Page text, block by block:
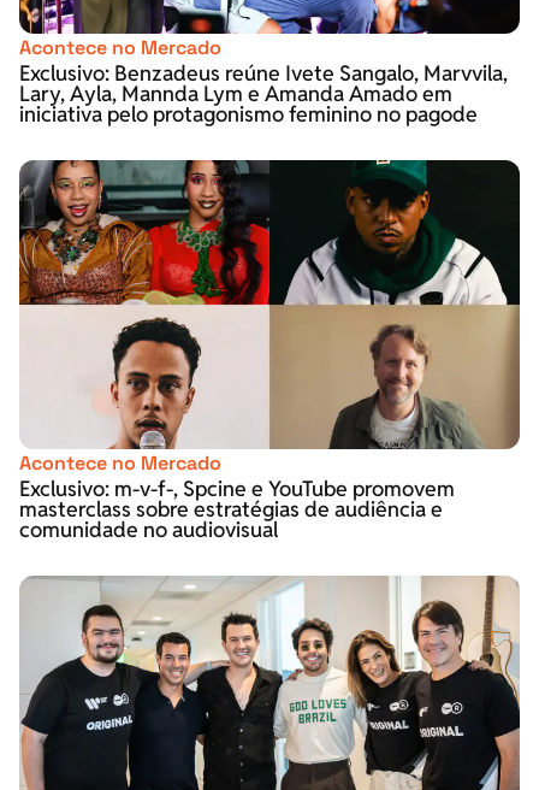
Acontece no Mercado
Exclusivo: Benzadeus reúne Ivete Sangalo, Marvvila,
Lary, Ayla, Mannda Lym e Amanda Amado em
iniciativa pelo protagonismo feminino no pagode
Acontece no Mercado
Exclusivo: m-v-f-, Spcine e YouTube promovem
masterclass sobre estratégias de audiência e
comunidade no audiovisual